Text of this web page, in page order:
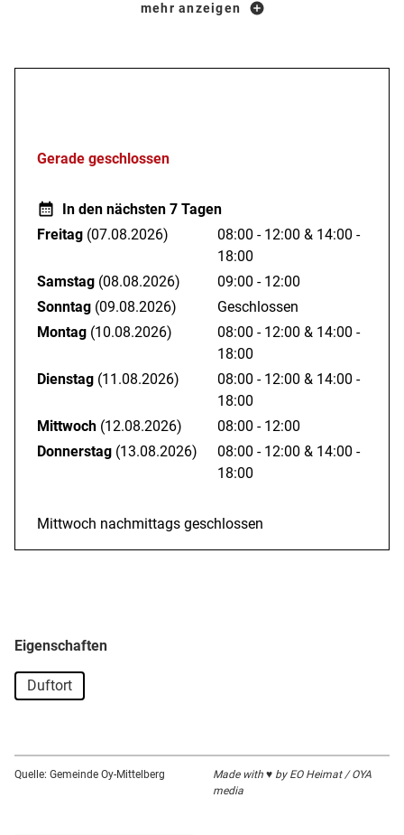
wanderte unser Großonkel Andreas Bühler nach Brasilien
Unser Sortiment besteht aus:
1 Teesorte
Die Kafferösterei Bühler im Zentrum des Hauptortes Oy
gelegen, ist eine der vier definierten Quellen des Duftortes.
Wenn Bernhard Bühler röstet, kann man im näheren Umfeld
der Rösterei den Duft wahrnehmen, der nicht sogleich an
Kaffee erinnert. Dies ist beim fertigen Produkt anders:
gemäß des Mottos des Duftortes riecht Bühlerkaffee nicht
nur gut, sondern schmeckt auch gut und tut auf besondere
Weise gut - oyfach so!
mehr anzeigen
Gerade geschlossen
In den nächsten 7 Tagen
Freitag (07.08.2026) 08:00 - 12:00 & 14:00 -
18:00
Samstag (08.08.2026)
09:00 - 12:00
Sonntag (09.08.2026)
Geschlossen
Montag (10.08.2026) 08:00 - 12:00 & 14:00 -
18:00
Dienstag (11.08.2026) 08:00 - 12:00 & 14:00 -
18:00
Mittwoch (12.08.2026)
08:00 - 12:00
Donnerstag (13.08.2026) 08:00 - 12:00 & 14:00 -
18:00
Mittwoch nachmittags geschlossen
Eigenschaften
Duftort
Quelle: Gemeinde Oy-Mittelberg
Made with ♥ by EO Heimat / OYA
media